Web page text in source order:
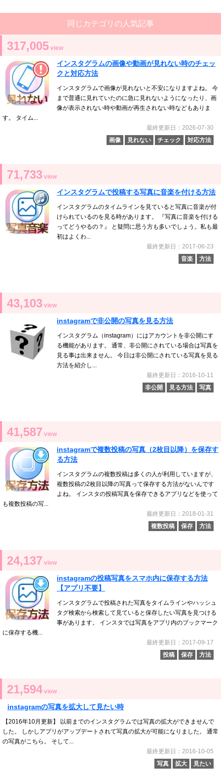
同じカテゴリの人気記事
317,005 view
インスタグラムの画像や動画が見れない時のチェッ
クと対応方法
インスタグラムで画像が見れないと不安になりますよね。 今
まで普通に見れていたのに急に見れないようになったり、画
像が表示されない時や動画が再生されない時などもありま
す。 タイム...
最終更新日：2026-07-30
画像
見れない チェック 対応方法
71,733 view
インスタグラムで投稿する写真に音楽を付ける方法
インスタグラムのタイムラインを見ていると写真に音楽が付
けられているのを見る時があります。 『写真に音楽を付ける
ってどうやるの？』 と疑問に思う方も多いでしょう。私も最
初はよくわ...
最終更新日：2017-06-23
音楽
方法
43,103 view
instagramで非公開の写真を見る方法
インスタグラム（instagram）にはアカウントを非公開にす
る機能があります。 通常、非公開にされている場合は写真を
見る事は出来ません。 今日は非公開にされている写真を見る
方法を紹介し...
最終更新日：2016-10-11
非公開
見る方法 写真
41,587 view
instagramで複数投稿の写真（2枚目以降）を保存す
る方法
インスタグラムの複数投稿は多くの人が利用していますが、
複数投稿の2枚目以降の写真って保存する方法がないんです
よね。 インスタの投稿写真を保存できるアプリなどを使って
も複数投稿の写...
最終更新日：2018-01-31
複数投稿
保存 方法
24,137 view
instagramの投稿写真をスマホ内に保存する方法
【アプリ不要】
インスタグラムで投稿された写真をタイムラインやハッシュ
タグ検索から検索して見ていると保存したい写真を見つける
事があります。 インスタでは写真をアプリ内のブックマーク
に保存する機...
最終更新日：2017-09-17
投稿
保存 方法
21,594 view
instagramの写真を拡大して見たい時
【2016年10月更新】 以前までのインスタグラムでは写真の拡大ができませんで
した。 しかしアプリがアップデートされて写真の拡大が可能になりました。 通常
の写真がこちら。 そして...
最終更新日：2016-10-05
写真
拡大 見たい